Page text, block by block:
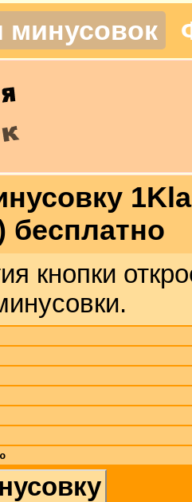
минусовок
бесплатно
кнопки